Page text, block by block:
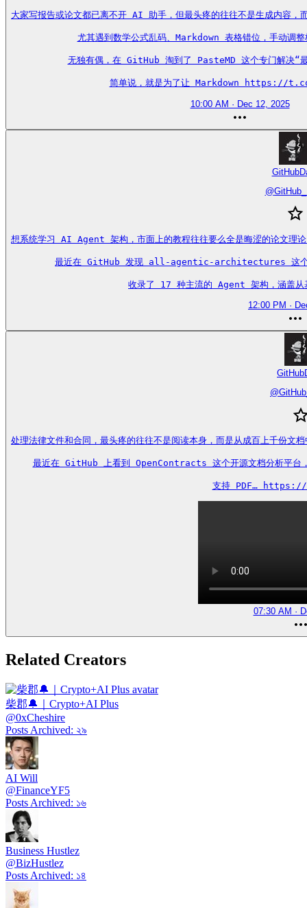
大家写报告或论文都已离不开 AI 助手，但最头疼的往往不是生成内容
尤其遇到数学公式乱码、Markdown 表格错位，手动调整
无独有偶，在 GitHub 淘到了 PasteMD 这个专门解决“
简单说，就是为了让 Markdown https://
10:00 AM · Dec 12, 2025
@
想系统学习 AI Agent 架构，市面上的教程往往要么全是晦涩的论文理
最近在 GitHub 发现 all-agentic-architectures 这个开
收录了 17 种主流的 Agent 架构，涵盖
12:00 PM ·
@
处理法律文件和合同，最头疼的往往不是阅读本身，而是从成百上千份文
最近在 GitHub 上看到 OpenContracts 这个开源文档分析平台，
支持 PDF… https://
07:30 AM ·
Related Creators
柴郡🔔｜Crypto+AI Plus
@0xCheshire
Posts Archived: ২৯
AI Will
@FinanceYF5
Posts Archived: ১৬
Business Hustlez
@BizHustlez
Posts Archived: ১৪